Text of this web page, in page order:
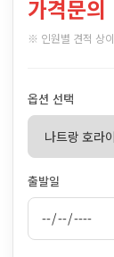
가격문의
※ 인원별 견적 상이
옵션 선택
출발일